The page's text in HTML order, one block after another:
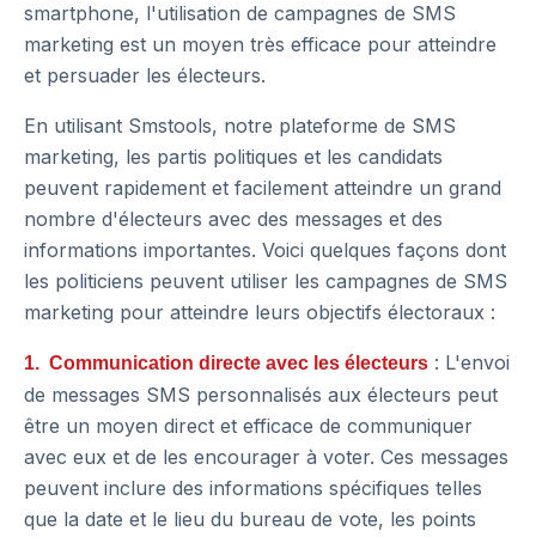
smartphone, l'utilisation de campagnes de SMS
marketing est un moyen très efficace pour atteindre
et persuader les électeurs.
En utilisant Smstools, notre plateforme de SMS
marketing, les partis politiques et les candidats
peuvent rapidement et facilement atteindre un grand
nombre d'électeurs avec des messages et des
informations importantes. Voici quelques façons dont
les politiciens peuvent utiliser les campagnes de SMS
marketing pour atteindre leurs objectifs électoraux :
1. Communication directe avec les électeurs : L'envoi
de messages SMS personnalisés aux électeurs peut
être un moyen direct et efficace de communiquer
avec eux et de les encourager à voter. Ces messages
peuvent inclure des informations spécifiques telles
que la date et le lieu du bureau de vote, les points